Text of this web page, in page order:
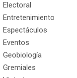
Electoral
Entretenimiento
Espectáculos
Eventos
Geobiología
Gremiales